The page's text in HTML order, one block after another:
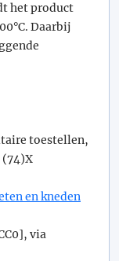
het product
Daarbij
toestellen,
en kneden
via